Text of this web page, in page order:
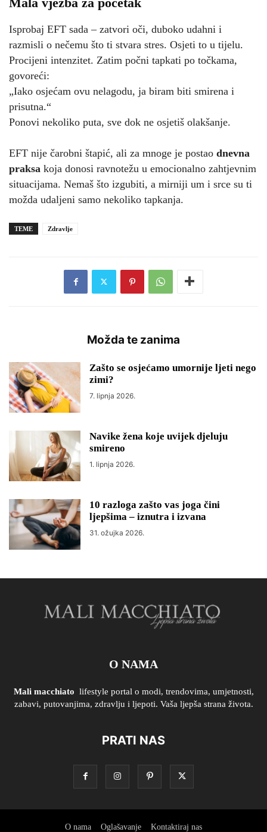
Isprobaj EFT sada – zatvori oči, duboko udahni i
razmisli o nečemu što ti stvara stres. Osjeti to u tijelu.
Procijeni intenzitet. Zatim počni tapkati po točkama,
govoreći:
„Iako osjećam ovu nelagodu, ja biram biti smirena i
prisutna.“
Ponovi nekoliko puta, sve dok ne osjetiš olakšanje.
EFT nije čarobni štapić, ali za mnoge je postao dnevna
praksa koja donosi ravnotežu u emocionalno zahtjevnim
situacijama. Nemaš što izgubiti, a mirniji um i srce su ti
možda udaljeni samo nekoliko tapkanja.
TEME Zdravlje
Možda te zanima
Zašto se osjećamo umornije ljeti nego
zimi?
7. lipnja 2026.
Navike žena koje uvijek djeluju
smireno
1. lipnja 2026.
10 razloga zašto vas joga čini
ljepšima – iznutra i izvana
31. ožujka 2026.
O NAMA
Mali macchiato lifestyle portal o modi, trendovima, umjetnosti,
zabavi, putovanjima, zdravlju i ljepoti. Vaša ljepša strana života.
PRATI NAS
O nama Oglašavanje Kontaktiraj nas